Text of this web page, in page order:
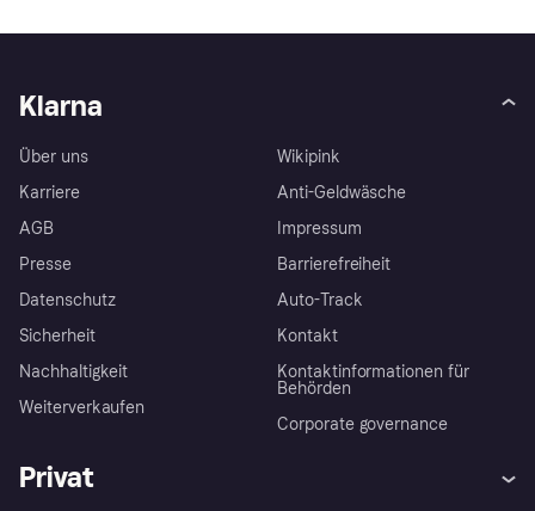
Klarna
Über uns
Karriere
AGB
Presse
Datenschutz
Sicherheit
Nachhaltigkeit
Weiterverkaufen
Wikipink
Anti-Geldwäsche
Impressum
Barrierefreiheit
Auto-Track
Kontakt
Kontaktinformationen für
Behörden
Corporate governance
Privat